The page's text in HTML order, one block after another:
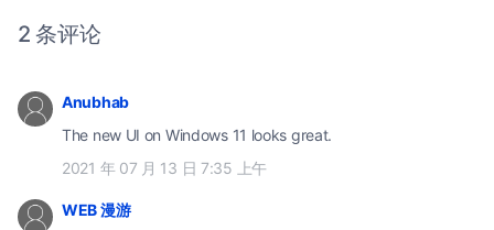
2 条评论
Anubhab
The new UI on Windows 11 looks great.
2021 年 07 月 13 日 7:35 上午
WEB 漫游